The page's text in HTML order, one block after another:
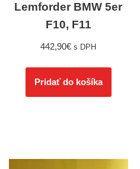
Lemforder BMW 5er
F10, F11
442,90€ s DPH
Pridať do košíka